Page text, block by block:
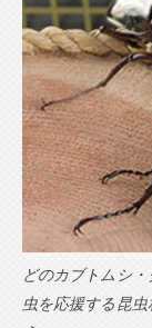
どのカブトムシ
虫を応援する昆